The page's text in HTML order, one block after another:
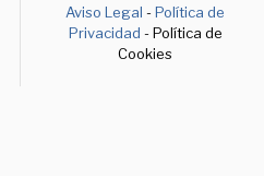
Aviso Legal -Política de
Privacidad - Política de
Cookies